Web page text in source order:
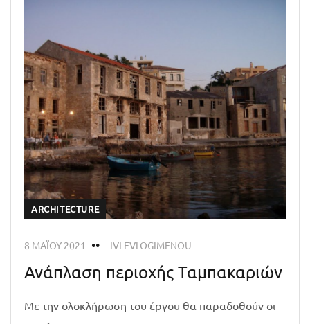
ARCHITECTURE
8 ΜΑΪ́ΟΥ 2021 IVI EVLOGIMENOU
Ανάπλαση περιοχής Ταμπακαριών
Με την ολοκλήρωση του έργου θα παραδοθούν οι